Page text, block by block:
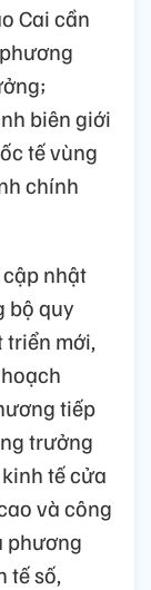
Cai cần
biên giới
tế vùng
chính
nhật
bộ quy
triển mới,
tiếp
trưởng
tế cửa
và công
phương
tế số,